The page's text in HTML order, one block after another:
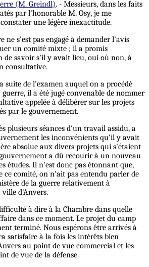
(M. Greindl). - Messieurs, dans les faits
par l'honorable M. Osy, je me
une légère inexactitude.
ne s'est pas engagé à demander l'avis
un comité mixte ; il a promis
de savoir s'il y avait lieu, oui où non, à
consultative.
suite de l'examen auquel on a procédé
il a été jugé convenable de nommer
appelée à délibérer sur les projets
par le gouvernement.
plusieurs séances d'un travail assidu, a
les inconvénients qu'il y avait
absolue aux divers projets qui s'étaient
a dû recourir à un nouveau
études. Il n'est donc pas étonnant que,
ce comité, on n'ait pas entendu parler de
de la guerre relativement à
ville d'Anvers.
à dire à la Chambre dans quelle
dans ce moment. Le projet du camp
terminé. Nous espérons être arrivés à
satisfaire à la fois les intérêts bien
au point de vue commercial et les
de vue de la défense.